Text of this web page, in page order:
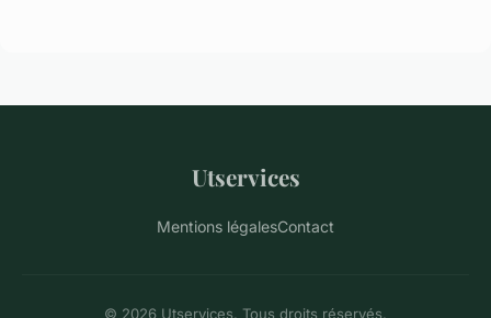
Utservices
Mentions légalesContact
© 2026 Utservices. Tous droits réservés.